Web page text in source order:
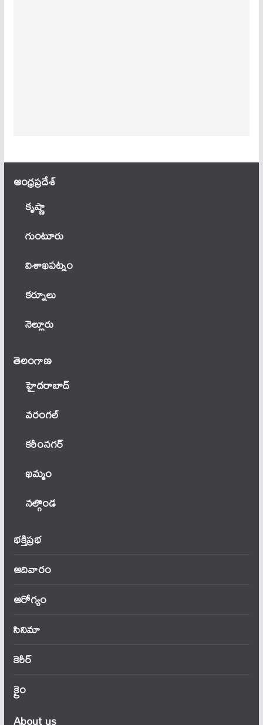
ఆంధ్ర‌ప్ర‌దేశ్
కృష్ణా
గుంటూరు
విశాఖపట్నం
కర్నూలు
నెల్లూరు
తెలంగాణ‌
హైదరాబాద్
వ‌రంగ‌ల్
కరీంనగర్
ఖ‌మ్మం
నల్గొండ
భక్తిప్రభ
ఆదివారం
ఆరోగ్యం
సినిమా
కెరీర్
క్రైం